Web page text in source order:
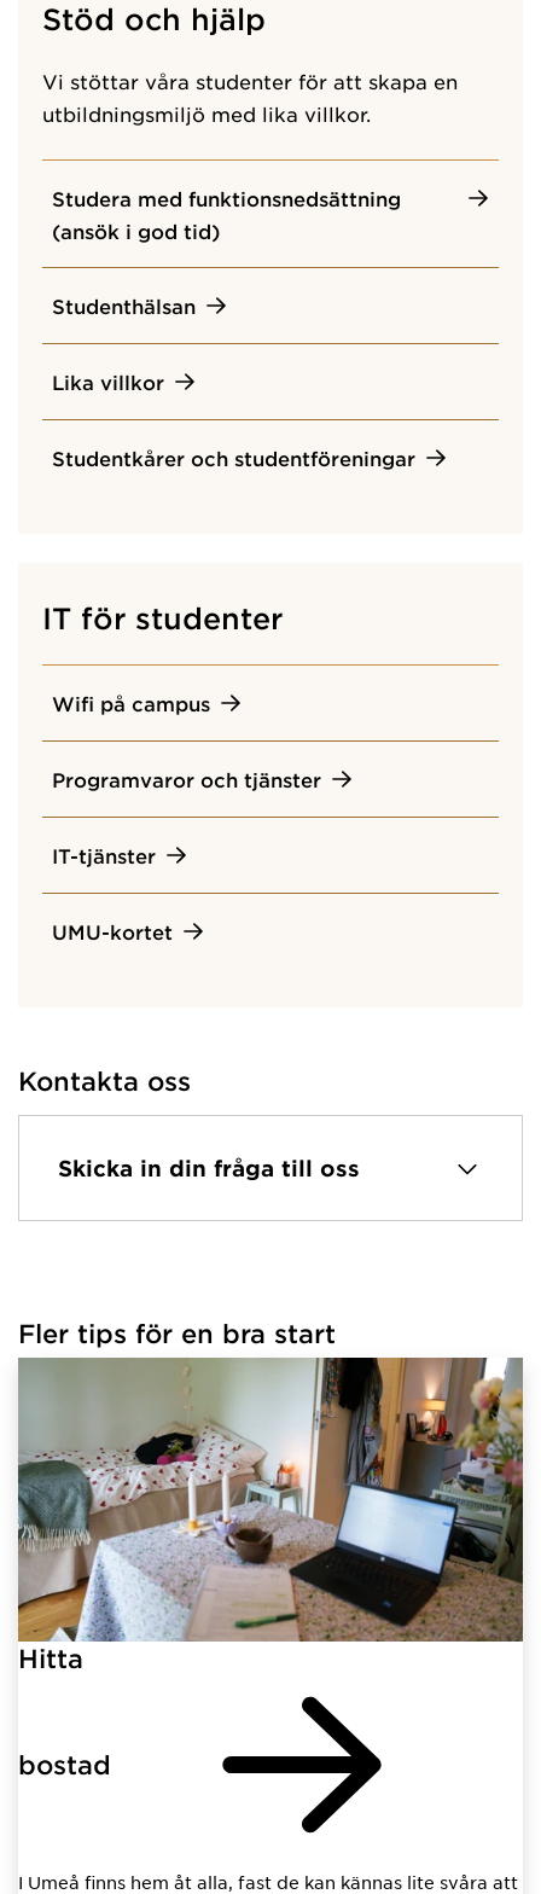
Stöd och hjälp
Vi stöttar våra studenter för att skapa en
utbildningsmiljö med lika villkor.
Studera med funktionsnedsättning
(ansök i god tid)
Studenthälsan
Lika villkor
Studentkårer och studentföreningar
IT för studenter
Wifi på campus
Programvaror och tjänster
IT-tjänster
UMU-kortet
Kontakta oss
Skicka in din fråga till oss
Fler tips för en bra start
Hitta
bostad
I Umeå finns hem åt alla, fast de kan kännas lite svåra att